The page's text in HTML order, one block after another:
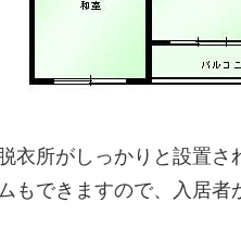
衣所がしっかりと設置
もできますので、入居者